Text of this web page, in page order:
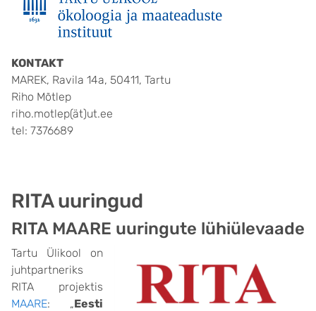
RITA uuringud
RITA MAARE uuringute lühiülevaade
Tartu Ülikool on
juhtpartneriks
RITA projektis
MAARE: „Eesti
KONTAKT
MAREK, Ravila 14a, 50411, Tartu
Riho Mõtlep
riho.motlep(ät)ut.ee
tel: 7376689